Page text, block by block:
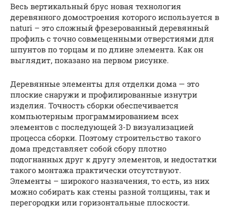
Весь вертикальный брус новая технология
деревянного домостроения которого используется в
naturi – это сложный фрезерованный деревянный
профиль с точно совмещенными отверстиями для
шпунтов по торцам и по длине элемента. Как он
выглядит, показано на первом рисунке.
Деревянные элементы для отделки дома — это
плоские снаружи и профилированные изнутри
изделия. Точность сборки обеспечивается
компьютерным программированием всех
элементов с последующей 3-D визуализацией
процесса сборки. Поэтому строительство такого
дома представляет собой сбору плотно
подогнанных друг к другу элементов, и недостатки
такого монтажа практически отсутствуют.
Элементы – широкого назначения, то есть, из них
можно собирать как стены разной толщины, так и
перегородки или горизонтальные плоскости.